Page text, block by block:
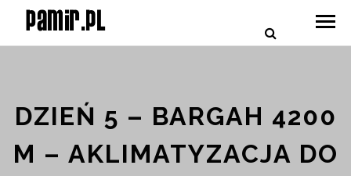
DZIEŃ 5 – BARGAH 4200
M – AKLIMATYZACJA DO